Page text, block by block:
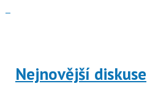
pro
Nejnovější diskuse